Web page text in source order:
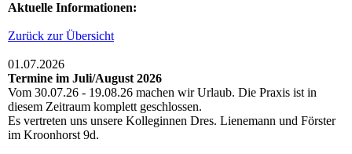
Aktuelle Informationen:
Zurück zur Übersicht
01.07.2026
Termine im Juli/August 2026
Vom 30.07.26 - 19.08.26 machen wir Urlaub. Die Praxis ist in
diesem Zeitraum komplett geschlossen.
Es vertreten uns unsere Kolleginnen Dres. Lienemann und Förster
im Kroonhorst 9d.